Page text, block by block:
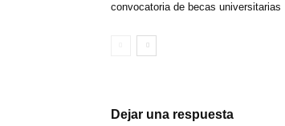
convocatoria de becas universitarias
Dejar una respuesta